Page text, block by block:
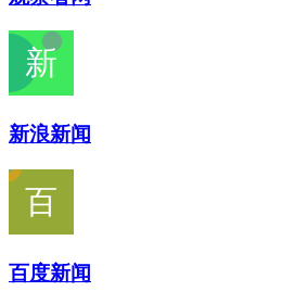
新浪新闻
百度新闻